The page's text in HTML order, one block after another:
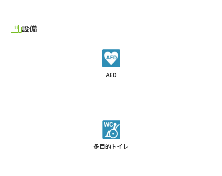
設備
AED
多目的トイレ